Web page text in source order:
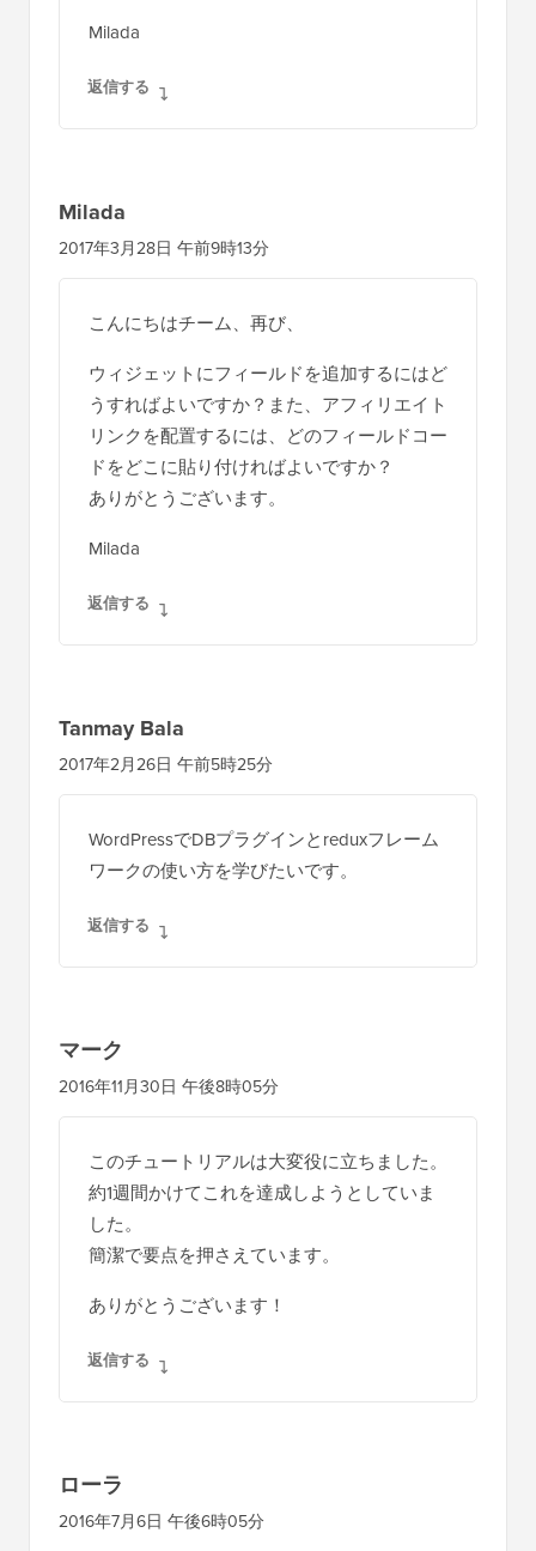
Milada
返信する
Milada
2017年3月28日 午前9時13分
こんにちはチーム、再び、
ウィジェットにフィールドを追加するにはど
うすればよいですか？また、アフィリエイト
リンクを配置するには、どのフィールドコー
ドをどこに貼り付ければよいですか？
ありがとうございます。
Milada
返信する
Tanmay Bala
2017年2月26日 午前5時25分
WordPressでDBプラグインとreduxフレーム
ワークの使い方を学びたいです。
返信する
マーク
2016年11月30日 午後8時05分
このチュートリアルは大変役に立ちました。
約1週間かけてこれを達成しようとしていま
した。
簡潔で要点を押さえています。
ありがとうございます！
返信する
ローラ
2016年7月6日 午後6時05分